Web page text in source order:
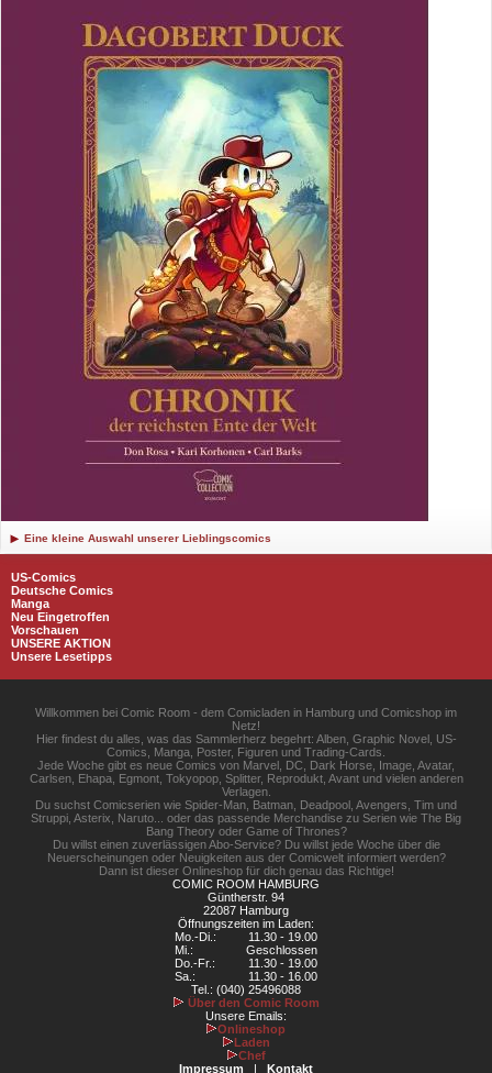
Eine kleine Auswahl unserer Lieblingscomics
US-Comics
Deutsche Comics
Manga
Neu Eingetroffen
Vorschauen
UNSERE AKTION
Unsere Lesetipps
Willkommen bei Comic Room - dem Comicladen in Hamburg und Comicshop im
Netz!
Hier findest du alles, was das Sammlerherz begehrt: Alben, Graphic Novel, US-
Comics, Manga, Poster, Figuren und Trading-Cards.
Jede Woche gibt es neue Comics von Marvel, DC, Dark Horse, Image, Avatar,
Carlsen, Ehapa, Egmont, Tokyopop, Splitter, Reprodukt, Avant und vielen anderen
Verlagen.
Du suchst Comicserien wie Spider-Man, Batman, Deadpool, Avengers, Tim und
Struppi, Asterix, Naruto... oder das passende Merchandise zu Serien wie The Big
Bang Theory oder Game of Thrones?
Du willst einen zuverlässigen Abo-Service? Du willst jede Woche über die
Neuerscheinungen oder Neuigkeiten aus der Comicwelt informiert werden?
Dann ist dieser Onlineshop für dich genau das Richtige!
COMIC ROOM HAMBURG
Güntherstr. 94
22087 Hamburg
Öffnungszeiten im Laden:
Mo.-Di.:
11.30 - 19.00
Mi.:
Geschlossen
Do.-Fr.:
11.30 - 19.00
Sa.:
11.30 - 16.00
Tel.: (040) 25496088
Über den Comic Room
Unsere Emails:
Onlineshop
Laden
Chef
Impressum
Kontakt